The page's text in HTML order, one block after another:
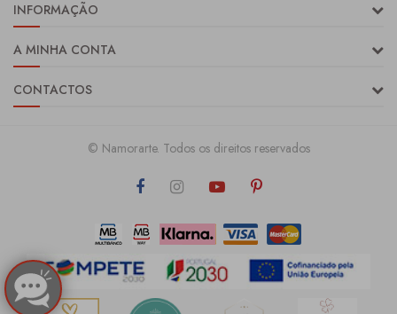
INFORMAÇÃO
A MINHA CONTA
CONTACTOS
© Namorarte. Todos os direitos reservados